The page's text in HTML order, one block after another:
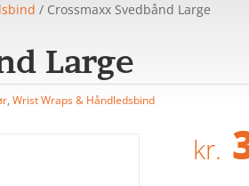
/ Crossmaxx Svedbånd Large
Large
,Wrist Wraps & Håndledsbind
kr.